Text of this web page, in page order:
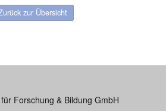
zur Übersicht
Forschung & Bildung GmbH